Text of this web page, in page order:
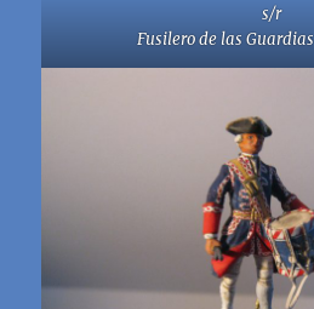
s/r
Fusilero de las